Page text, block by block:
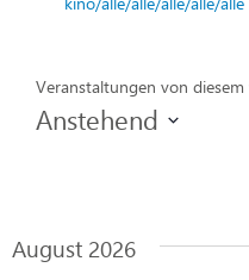
Veranstaltungen von
Anstehend
August 2026